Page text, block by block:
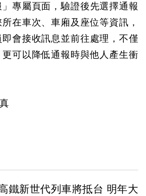
」專屬頁面，驗證後先選擇通報
在車次、車廂及座位等資訊，
會接收訊息並前往處理，不僅
可以降低通報時與他人產生衝
鐵新世代列車將抵台 明年大